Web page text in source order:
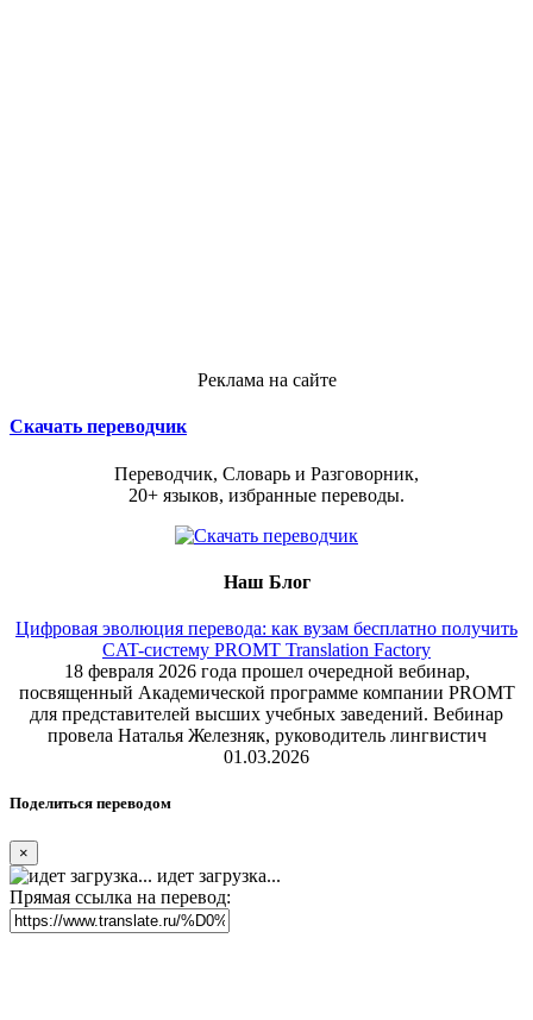
Реклама на сайте
Скачать переводчик
Переводчик, Словарь и Разговорник,
20+ языков, избранные переводы.
Наш Блог
Цифровая эволюция перевода: как вузам бесплатно получить
CAT-систему PROMT Translation Factory
18 февраля 2026 года прошел очередной вебинар,
посвященный Академической программе компании PROMT
для представителей высших учебных заведений. Вебинар
провела Наталья Железняк, руководитель лингвистич
01.03.2026
Поделиться переводом
×
идет загрузка...
Прямая ссылка на перевод: